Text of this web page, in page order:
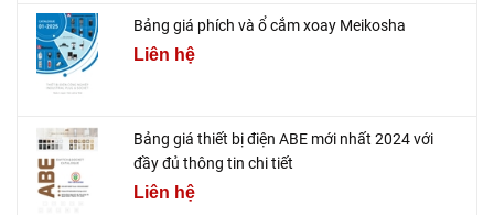
Bảng giá phích và ổ cắm xoay Meikosha
Liên hệ
Bảng giá thiết bị điện ABE mới nhất 2024 với
đầy đủ thông tin chi tiết
Liên hệ